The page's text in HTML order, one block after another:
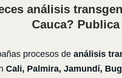
análisis
Cauca?
procesos de análisis
Cali, Palmira, Jamundí,